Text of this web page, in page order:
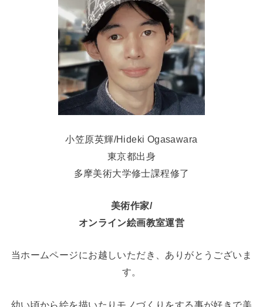
小笠原英輝/Hideki Ogasawara
東京都出身
多摩美術大学修士課程修了
美術作家/
オンライン絵画教室運営
当ホームページにお越しいただき、ありがとうございま
す。
幼い頃から絵を描いたりモノづくりをする事が好きで美